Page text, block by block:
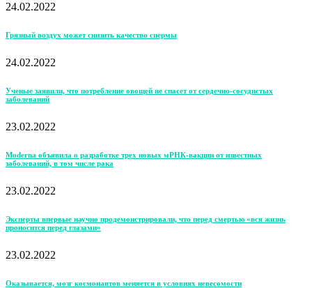
24.02.2022
Грязный воздух может снизить качество спермы
24.02.2022
Ученые заявили, что потребление овощей не спасет от сердечно-сосудистых
заболеваний
23.02.2022
Moderna объявила о разработке трех новых мРНК-вакцин от известных
заболеваний, в том числе рака
23.02.2022
Эксперты впервые научно продемонстрировали, что перед смертью «вся жизнь
проносится перед глазами»
23.02.2022
Оказывается, мозг космонавтов меняется в условиях невесомости